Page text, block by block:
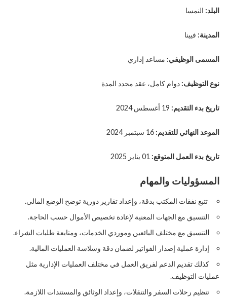
البلد: النمسا
المدينة: فيينا
المسمى الوظيفي: مساعد إداري
نوع التوظيف: دوام كامل، عقد محدد المدة
تاريخ بدء التقديم:
الموعد النهائي للتقديم:
تاريخ بدء العمل المتوقع:
المسؤوليات والمهام
تتبع نفقات المكتب بدقة، وإعداد تقارير دورية توضح الوضع المالي.
التنسيق مع الجهات المعنية لإعادة تخصيص الأموال حسب الحاجة.
التنسيق مع مختلف البائعين وموردي الخدمات، ومتابعة طلبات الشراء.
إدارة عملية إصدار الفواتير لضمان دقة وسلاسة العمليات المالية.
كذلك تقديم الدعم لفريق العمل في مختلف العمليات الإدارية مثل
عمليات التوظيف.
تنظيم رحلات السفر والتنقلات، وإعداد الوثائق والمستندات اللازمة.